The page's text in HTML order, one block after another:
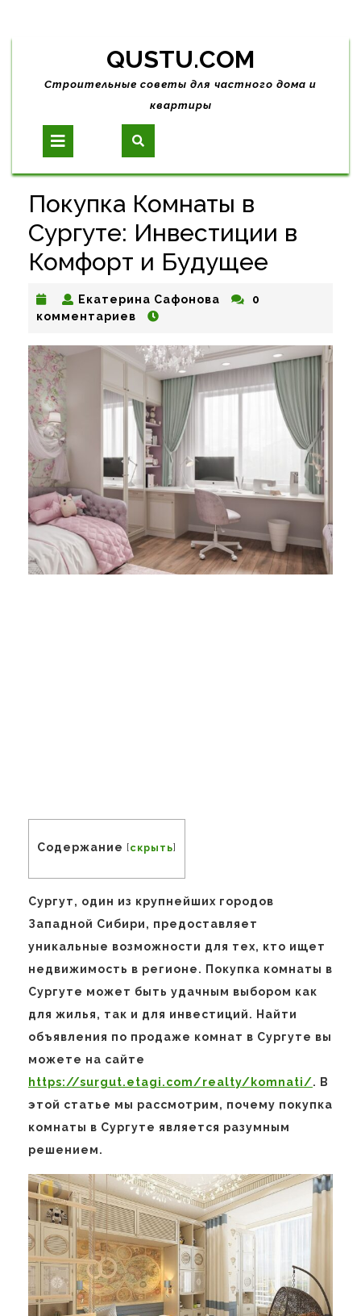
Skip
content
QUSTU.COM
Строительные советы для частного дома и
квартиры
Open
Button
Покупка Комнаты в
Сургуте: Инвестиции в
Комфорт и Будущее
Екатерина Сафонова Екатерина
0
комментариев
Содержание [скрыть]
Сургут, один из крупнейших городов
Западной Сибири, предоставляет
уникальные возможности для тех, кто ищет
недвижимость в регионе. Покупка комнаты в
Сургуте может быть удачным выбором как
для жилья, так и для инвестиций. Найти
объявления по продаже комнат в Сургуте вы
можете на сайте
https://surgut.etagi.com/realty/komnati/. В
этой статье мы рассмотрим, почему покупка
комнаты в Сургуте является разумным
решением.